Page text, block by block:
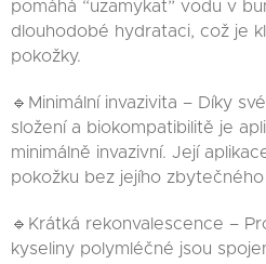
pomáhá “uzamykat” vodu v
dlouhodobé hydrataci, což je
pokožky.
🔹Minimální invazivita – Díky
složení a biokompatibilitě je
minimálně invazivní. Její
pokožku bez jejího zbytečného
🔹Krátká rekonvalescence –
kyseliny polymléčné jsou